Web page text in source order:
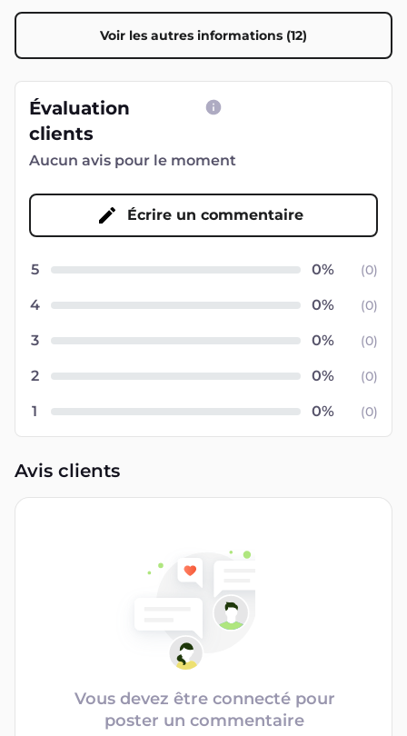
Voir les autres informations (12)
Évaluation
clients
Aucun avis pour le moment
Écrire un commentaire
5 (0)
4 (0)
3 (0)
2 (0)
1 (0)
Avis clients
Vous devez être connecté pour
poster un commentaire